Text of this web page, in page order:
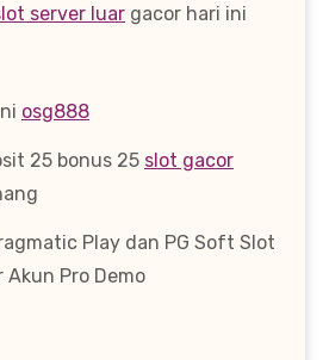
server luar gacor hari ini
osg888
25 bonus 25 slot gacor
Play dan PG Soft Slot
Pro Demo